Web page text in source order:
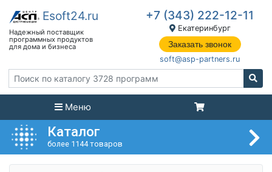
+7 (343) 222-12-11
Екатеринбург
Заказать звонок
soft@asp-partners.ru
Меню
Каталог
более 1144 товаров